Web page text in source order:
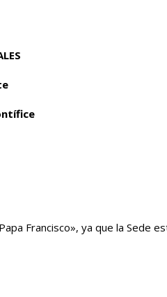
Francisco», ya que la Sede